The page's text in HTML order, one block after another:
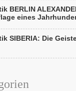
BERLIN
eines
SIBERIA: Die